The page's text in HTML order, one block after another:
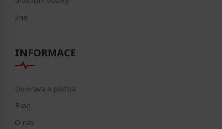
Jiné
INFORMACE
Doprava a platba
Blog
O nás